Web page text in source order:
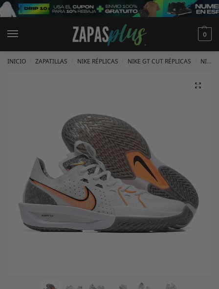
0
INICIO ZAPATILLAS NIKE RÉPLICAS NIKE GT CUT RÉPLICAS NIKE GT CUT 3 RÉPLICAS